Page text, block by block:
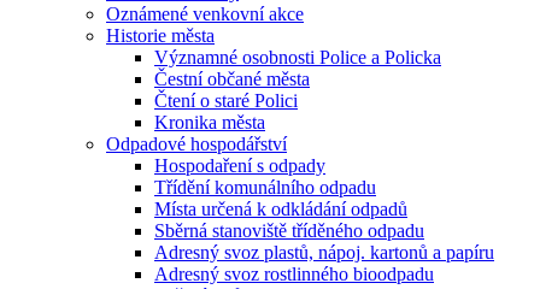
Oznámené venkovní akce
Historie města
Významné osobnosti Police a Policka
Čestní občané města
Čtení o staré Polici
Kronika města
Odpadové hospodářství
Hospodaření s odpady
Třídění komunálního odpadu
Místa určená k odkládání odpadů
Sběrná stanoviště tříděného odpadu
Adresný svoz plastů, nápoj. kartonů a papíru
Adresný svoz rostlinného bioodpadu